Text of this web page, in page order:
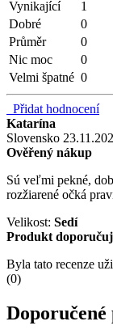
Vynikající
1
Dobré
0
Průměr
0
Nic moc
0
Velmi špatné 0
Přidat hodnocení
Katarína
Slovensko
Ověřený nákup
Sú veľmi pekné,
rozžiarené očká
Velikost: Sedí
Produkt
Byla tato recenze
(0)